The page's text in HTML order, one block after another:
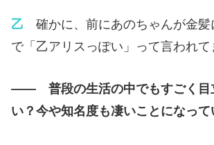
乙 確かに、前にあのちゃんが金
で「乙アリスっぽい」って言われて
—— 普段の生活の中でもすごく目
い？今や知名度も凄いことになって